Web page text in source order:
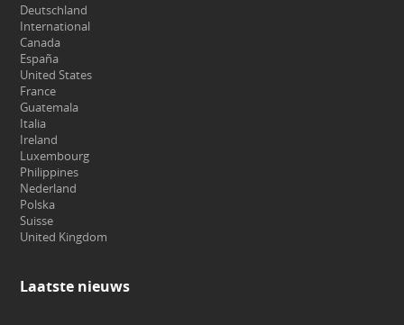
Deutschland
International
Canada
España
United States
France
Guatemala
Italia
Ireland
Luxembourg
Philippines
Nederland
Polska
Suisse
United Kingdom
Laatste nieuws